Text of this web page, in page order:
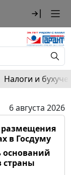
Налоги и
6 августа 2026
размещения
в Госдуму
оснований
страны